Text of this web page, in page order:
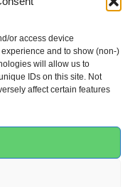
or access device
and to show (non-)
will allow us to
IDs on this site. Not
affect certain features
English
Português